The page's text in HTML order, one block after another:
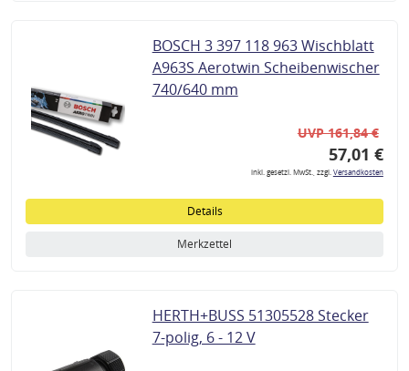
BOSCH 3 397 118 963 Wischblatt
A963S Aerotwin Scheibenwischer
740/640 mm
UVP 161,84 €
57,01 €
inkl. gesetzl. MwSt., zzgl.Versandkosten
Details
Merkzettel
HERTH+BUSS 51305528 Stecker
7-polig, 6 - 12 V